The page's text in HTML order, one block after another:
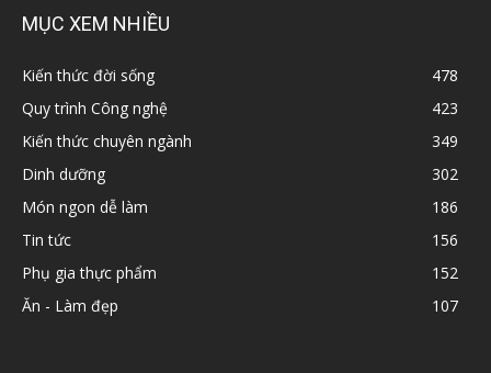
MỤC XEM NHIỀU
Kiến thức đời sống
478
Quy trình Công nghệ
423
Kiến thức chuyên ngành
349
Dinh dưỡng
302
Món ngon dễ làm
186
Tin tức
156
Phụ gia thực phẩm
152
Ăn - Làm đẹp
107